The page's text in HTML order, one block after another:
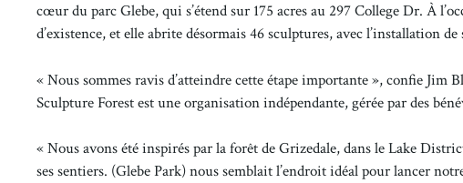
cœur du parc Glebe, qui s’étend sur 175 acres au 297 College Dr. À
d’existence, et elle abrite désormais 46 sculptures, avec l’installation
« Nous sommes ravis d’atteindre cette étape importante », confie Jim
Sculpture Forest est une organisation indépendante, gérée par des
« Nous avons été inspirés par la forêt de Grizedale, dans le Lake
ses sentiers. (Glebe Park) nous semblait l’endroit idéal pour lancer